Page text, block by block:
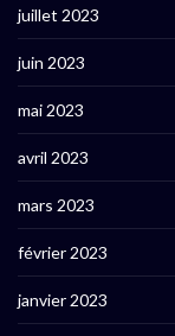
juillet 2023
juin 2023
mai 2023
avril 2023
mars 2023
février 2023
janvier 2023